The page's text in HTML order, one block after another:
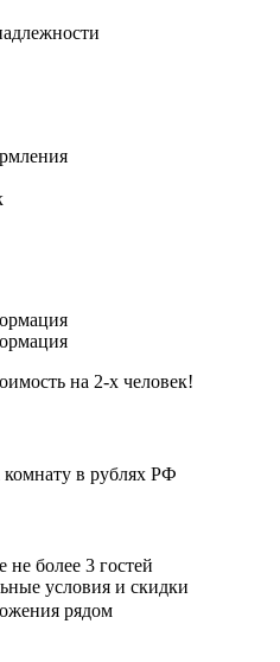
на 2-х человек!
комнату в рублях РФ
более 3 гостей
условия и скидки
рядом